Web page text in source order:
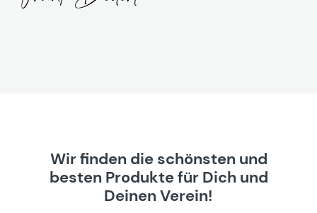
Wir finden die schönsten und
besten Produkte für Dich und
Deinen Verein!